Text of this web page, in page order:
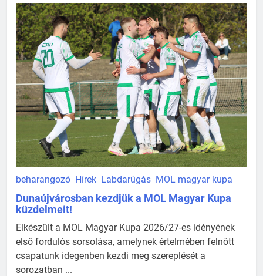
beharangozó Hírek Labdarúgás MOL magyar kupa
Dunaújvárosban kezdjük a MOL Magyar Kupa
küzdelmeit!
Elkészült a MOL Magyar Kupa 2026/27-es idényének
első fordulós sorsolása, amelynek értelmében felnőtt
csapatunk idegenben kezdi meg szereplését a
sorozatban ...